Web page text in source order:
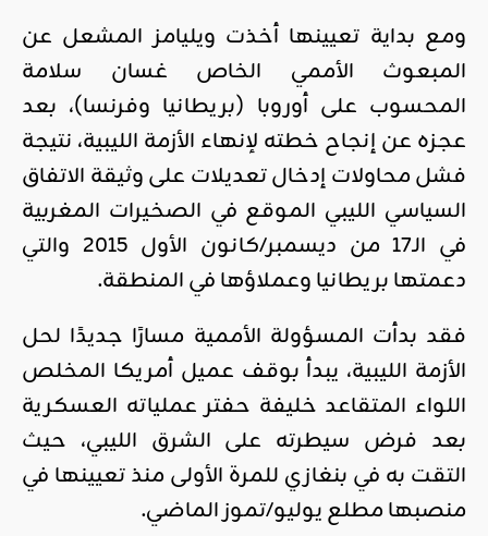
ومع بداية تعيينها أخذت ويليامز المشعل عن
المبعوث الأممي الخاص غسان سلامة
المحسوب على أوروبا (بريطانيا وفرنسا)، بعد
عجزه عن إنجاح خطته لإنهاء الأزمة الليبية، نتيجة
فشل محاولات إدخال تعديلات على وثيقة الاتفاق
السياسي الليبي الموقع في الصخيرات المغربية
في الـ17 من ديسمبر/كانون الأول 2015 والتي
دعمتها بريطانيا وعملاؤها في المنطقة.
فقد بدأت المسؤولة الأممية مسارًا جديدًا لحل
الأزمة الليبية، يبدأ بوقف عميل أمريكا المخلص
اللواء المتقاعد خليفة حفتر عملياته العسكرية
بعد فرض سيطرته على الشرق الليبي، حيث
التقت به في بنغازي للمرة الأولى منذ تعيينها في
منصبها مطلع يوليو/تموز الماضي.